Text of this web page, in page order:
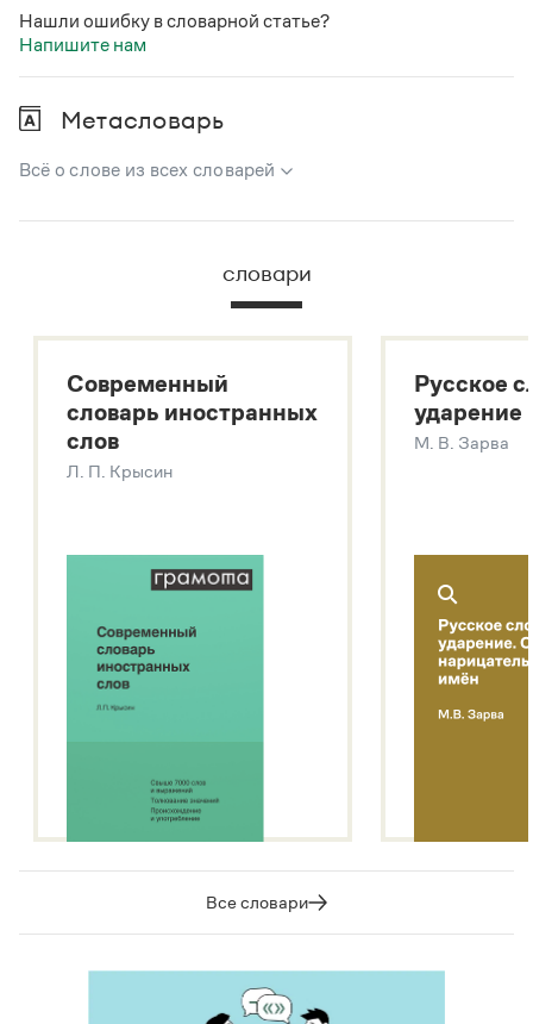
Нашли ошибку в словарной статье?
Напишите нам
Метасловарь
Всё о слове из всех словарей
В метасловаре Грамоты в удобном виде собрана вся
Русский орфографический словарь
Большой толковый словарь русских глаголов
Современный словарь иностранных слов
Звук – технология синтеза платформы
SaluteSpeech
словари
Современный
словарь иностранных
слов
Л. П. Крысин
Русское
ударение
М. В. Зарва
Все словари